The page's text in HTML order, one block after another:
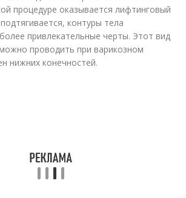
процедуре оказывается лифтинговый
контуры тела
привлекательные черты. Этот вид
проводить при варикозном
нижних конечностей.